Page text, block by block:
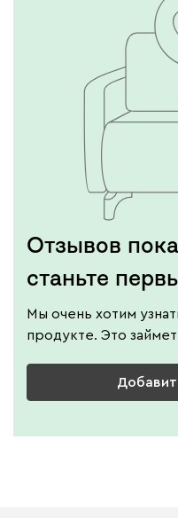
Отзывов
станьте
Мы очень хотим
продукте. Это